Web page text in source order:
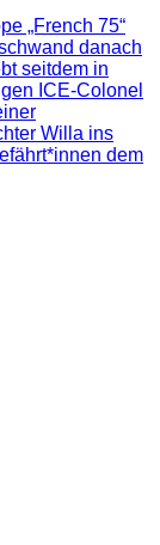
„French 75“
danach
seitdem in
ICE-Colonel
Willa ins
dem